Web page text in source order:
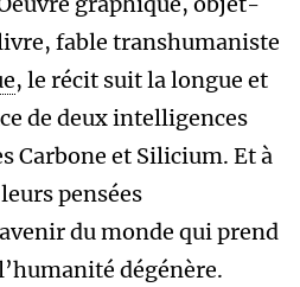
fable transhumaniste
, le récit suit la longue et
de deux intelligences
Carbone et Silicium. Et à
pensées
du monde qui prend
dégénère.